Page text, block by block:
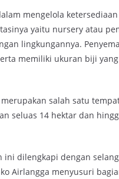
mengelola
yaitu nursery atau
lingkungannya.
memiliki ukuran biji
salah satu
seluas 14 hektar dan
dilengkapi dengan
Airlangga menyusuri